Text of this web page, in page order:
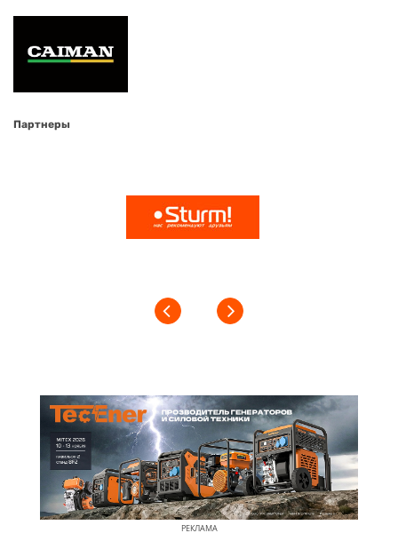
Партнеры
РЕКЛАМА